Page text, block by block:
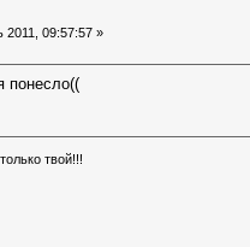
2011, 09:57:57 »
понесло((
твой!!!